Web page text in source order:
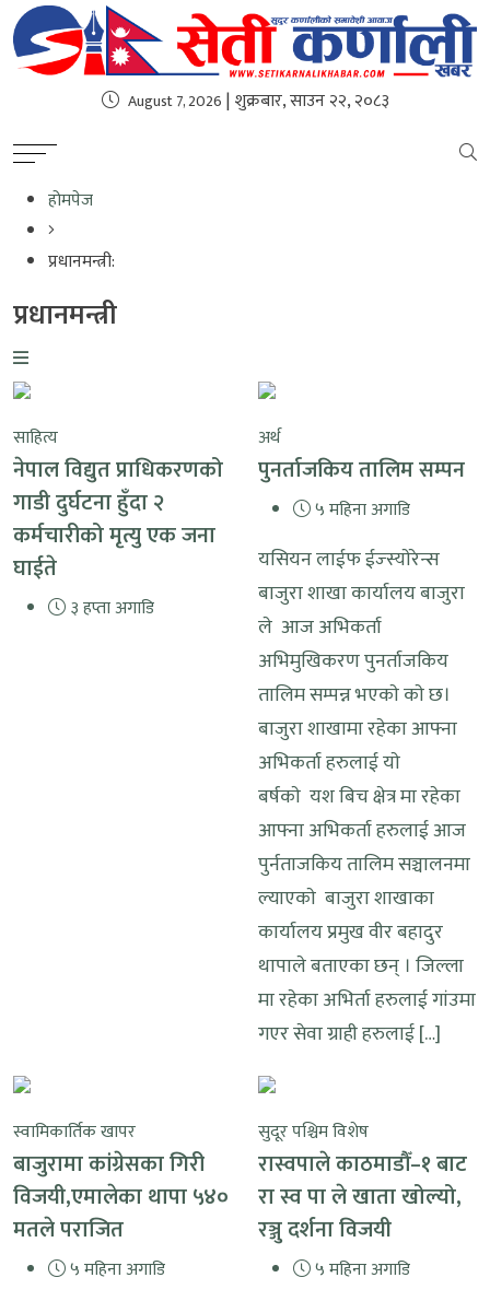
August 7, 2026 | शुक्रबार, साउन २२, २०८३
होमपेज
प्रधानमन्त्री:
प्रधानमन्त्री
साहित्य
नेपाल विद्युत प्राधिकरणको
गाडी दुर्घटना हुँदा २
कर्मचारीको मृत्यु एक जना
घाईते
३ हप्ता अगाडि
अर्थ
पुनर्ताजकिय तालिम सम्पन
५ महिना अगाडि
यसियन लाईफ ईज्स्याेरेन्स
बाजुरा शाखा कार्यालय बाजुरा
ले आज अभिकर्ता
अभिमुखिकरण पुनर्ताजकिय
तालिम सम्पन्न भएकाे काे छ।
बाजुरा शाखामा रहेका आफ्ना
अभिकर्ता हरुलाई याे
बर्षकाे यश बिच क्षेत्र मा रहेका
आफ्ना अभिकर्ता हरुलाई आज
पुर्नताजकिय तालिम सञ्चालनमा
ल्याएकाे बाजुरा शाखाका
कार्यालय प्रमुख वीर बहादुर
थापाले बताएका छन् । जिल्ला
मा रहेका अभिर्ता हरुलाई गांउमा
गएर सेवा ग्राही हरुलाई […]
स्वामिकार्तिक खापर
बाजुरामा कांग्रेसका गिरी
विजयी,एमालेका थापा ५४०
मतले पराजित
५ महिना अगाडि
सुदूर पश्चिम विशेष
रास्वपाले काठमाडौँ–१ बाट
रा स्व पा ले खाता खोल्यो,
रञ्जु दर्शना विजयी
५ महिना अगाडि